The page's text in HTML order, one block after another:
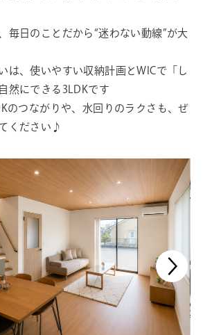
毎日のことだから“迷わない動線”が大
は、使いやすい収納計画とWICで「し
然にできる3LDKです
のつながりや、水回りのラクさも、ぜ
ください♪